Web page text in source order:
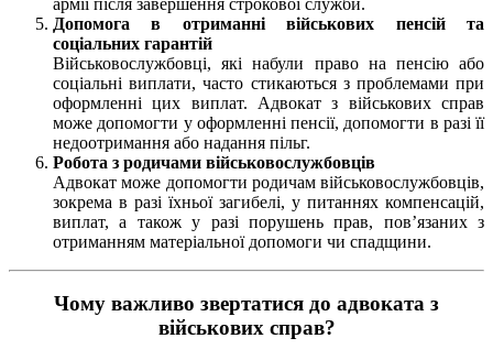
Допомога в отриманні військових пенсій та
соціальних гарантій
Військовослужбовці, які набули право на пенсію або
соціальні виплати, часто стикаються з проблемами при
оформленні цих виплат. Адвокат з військових справ
може допомогти у оформленні пенсії, допомогти в разі її
недоотримання або надання пільг.
Робота з родичами військовослужбовців
Адвокат може допомогти родичам військовослужбовців,
зокрема в разі їхньої загибелі, у питаннях компенсацій,
виплат, а також у разі порушень прав, пов’язаних з
отриманням матеріальної допомоги чи спадщини.
Чому важливо звертатися до адвоката з
військових справ?